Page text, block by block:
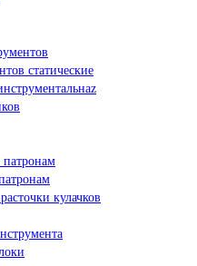
статические
патронам
кулачков